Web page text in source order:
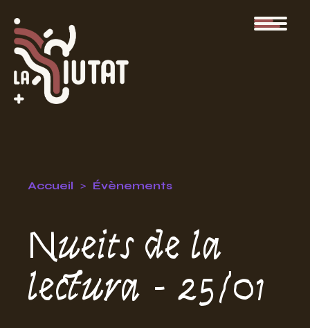
Accueil Évènements
Nueits de la
lectura - 25/01